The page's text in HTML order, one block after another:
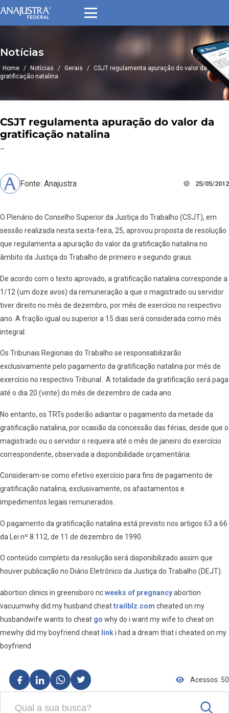
Notícias
Home / Notícias / Gerais / CSJT regulamenta apuração do valor da
gratificação natalina
CSJT regulamenta apuração do valor da
gratificação natalina
–
Fonte: Anajustra 25/05/2012
O Plenário do Conselho Superior da Justiça do Trabalho (CSJT), em
sessão realizada nesta sexta-feira, 25, aprovou proposta de resolução
que regulamenta a apuração do valor da gratificação natalina no
âmbito da Justiça do Trabalho de primeiro e segundo graus.
De acordo com o texto aprovado, a gratificação natalina corresponde a
1/12 (um doze avos) da remuneração a que o magistrado ou servidor
tiver direito no mês de dezembro, por mês de exercício no respectivo
ano. A fração igual ou superior a 15 dias será considerada como mês
integral.
Os Tribunais Regionais do Trabalho se responsabilizarão
exclusivamente pelo pagamento da gratificação natalina por mês de
exercício no respectivo Tribunal. A totalidade da gratificação será paga
até o dia 20 (vinte) do mês de dezembro de cada ano.
No entanto, os TRTs poderão adiantar o pagamento da metade da
gratificação natalina, por ocasião da concessão das férias, desde que o
magistrado ou o servidor o requeira até o mês de janeiro do exercício
correspondente, observada a disponibilidade orçamentária.
Consideram-se como efetivo exercício para fins de pagamento de
gratificação natalina, exclusivamente, os afastamentos e
impedimentos legais remunerados.
O pagamento da gratificação natalina está previsto nos artigos 63 a 66
da Lei nº 8.112, de 11 de dezembro de 1990.
O conteúdo completo da resolução será disponibilizado assim que
houver publicação no Diário Eletrônico da Justiça do Trabalho (DEJT).
abortion clinics in greensboro ncweeks of pregnancyabortion
vacuumwhy did my husband cheattrailblz.com cheated on my
husbandwife wants to cheat go why do i want my wife to cheat on
mewhy did my boyfriend cheat linki had a dream that i cheated on my
boyfriend
Acessos: 50